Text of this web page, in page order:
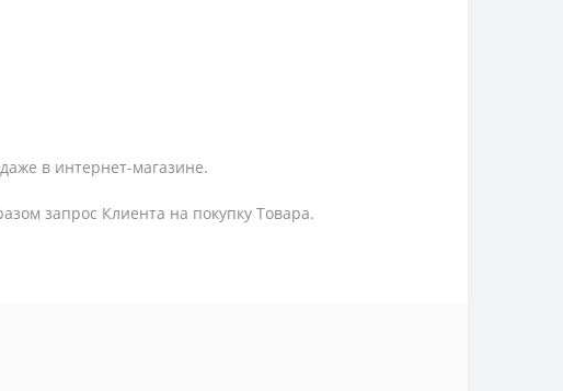
в интернет-магазине.
запрос Клиента на покупку Товара.